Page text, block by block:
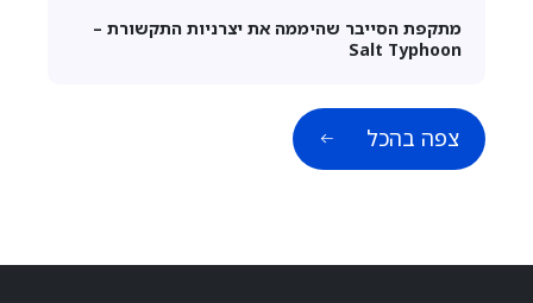
מתקפת הסייבר שהיממה את יצרניות התקשורת –
Salt Typhoon
צפה בהכל